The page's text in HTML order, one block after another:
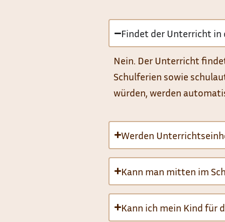
Findet der Unterricht in
Nein. Der Unterricht
Schulferien sowie
würden, werden
Werden
Kann man mitten im
Kann ich mein Kind für